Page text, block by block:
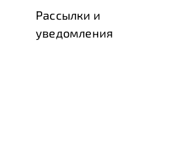
Рассылки и
уведомления